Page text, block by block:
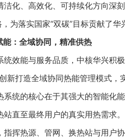
洁化、高效化、可持续化方向深
为落实国家“双碳”目标贡献了华
能：全域协同，精准供热
能与服务品质，中核华兴积极
新打造全域协同热能管理模式，
的核心在于其强大的智能化能
站直至最终用户的真实用热需求
挥热源、管网、换热站与用户协